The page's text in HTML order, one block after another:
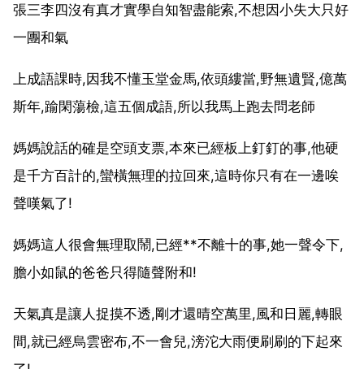
張三李四沒有真才實學自知智盡能索,不想因小失大只好
一團和氣
上成語課時,因我不懂玉堂金馬,依頭縷當,野無遺賢,億萬
斯年,踰閑蕩檢,這五個成語,所以我馬上跑去問老師
媽媽說話的確是空頭支票,本來已經板上釘釘的事,他硬
是千方百計的,蠻橫無理的拉回來,這時你只有在一邊唉
聲嘆氣了!
媽媽這人很會無理取鬧,已經**不離十的事,她一聲令下,
膽小如鼠的爸爸只得隨聲附和!
天氣真是讓人捉摸不透,剛才還晴空萬里,風和日麗,轉眼
間,就已經烏雲密布,不一會兒,滂沱大雨便刷刷的下起來